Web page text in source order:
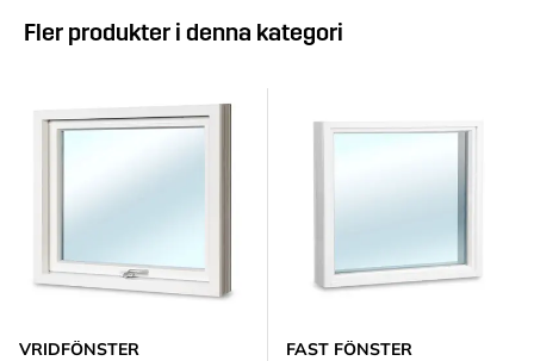
Fler produkter i denna kategori
VRIDFÖNSTER
FAST FÖNSTER